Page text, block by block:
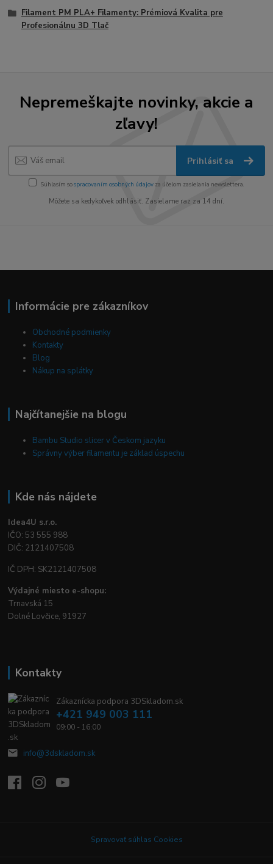
Filament PM PLA+ Filamenty: Prémiová Kvalita pre
Profesionálnu 3D Tlač
Nepremeškajte novinky, akcie a
zľavy!
Prihlásiť sa
Súhlasím sospracovaním osobných údajov za účelom zasielania newslettera.
Môžete sa kedykoľvek odhlásiť. Zasielame raz za 14 dní.
Informácie pre zákazníkov
Obchodné podmienky
Kontakty
Blog
Nákup na splátky
Najčítanejšie na blogu
Bambu Studio slicer v Českom jazyku
Správny výber filamentu je základ úspechu
Kde nás nájdete
Idea4U s.r.o.
IČO: 53 555 988
DIČ: 2121407508
IČ DPH: SK2121407508
Výdajné miesto e-shopu:
Trnavská 15
Dolné Lovčice, 91927
Kontakty
Zákaznícka podpora 3DSkladom.sk
+421 949 003 111
09:00 - 16:00
info@3dskladom.sk
Spravovať súhlas Cookies